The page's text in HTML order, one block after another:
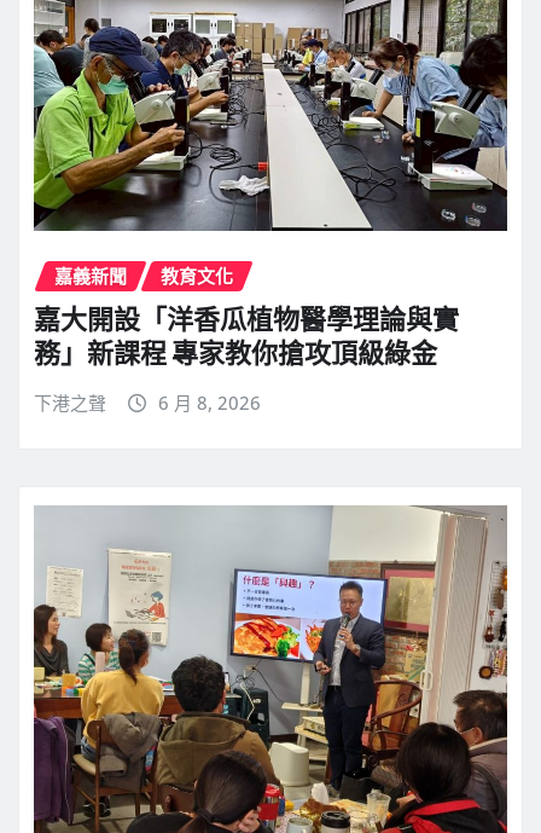
嘉義新聞 教育文化
嘉大開設「洋香瓜植物醫學理論與實
務」新課程 專家教你搶攻頂級綠金
下港之聲 6 月 8, 2026